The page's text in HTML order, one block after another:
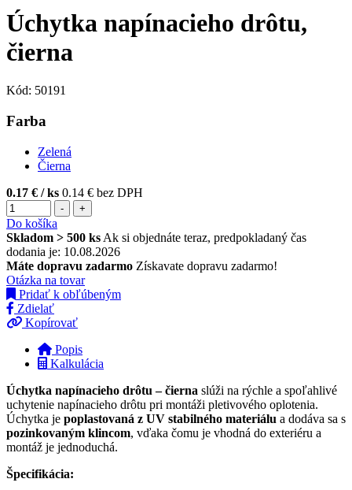
Úchytka napínacieho drôtu,
čierna
Kód: 50191
Farba
Zelená
Čierna
0.17 € / ks 0.14 € bez DPH
- +
Do košíka
Skladom > 500 ks Ak si objednáte teraz, predpokladaný čas
dodania je: 10.08.2026
Máte dopravu zadarmo Získavate dopravu zadarmo!
Otázka na tovar
Pridať k obľúbeným
Zdielať
Kopírovať
Popis
Kalkulácia
Úchytka napínacieho drôtu – čierna slúži na rýchle a spoľahlivé
uchytenie napínacieho drôtu pri montáži pletivového oplotenia.
Úchytka je poplastovaná z UV stabilného materiálu a dodáva sa s
pozinkovaným klincom, vďaka čomu je vhodná do exteriéru a
montáž je jednoduchá.
Špecifikácia: